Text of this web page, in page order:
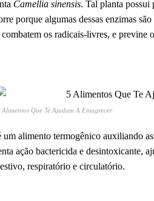
Camellia sinensis. Tal planta possui
porque algumas dessas enzimas
os radicais-livres, e previne
Alimentos Que Te Ajudam A Emagrecer
alimento termogênico auxiliando
ação bactericida e desintoxicante,
respiratório e circulatório.